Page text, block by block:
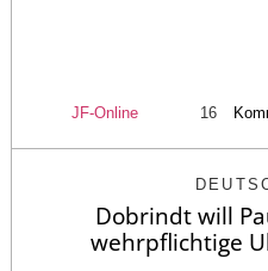
JF-Online 16
Dobrindt will
wehrpflichtige